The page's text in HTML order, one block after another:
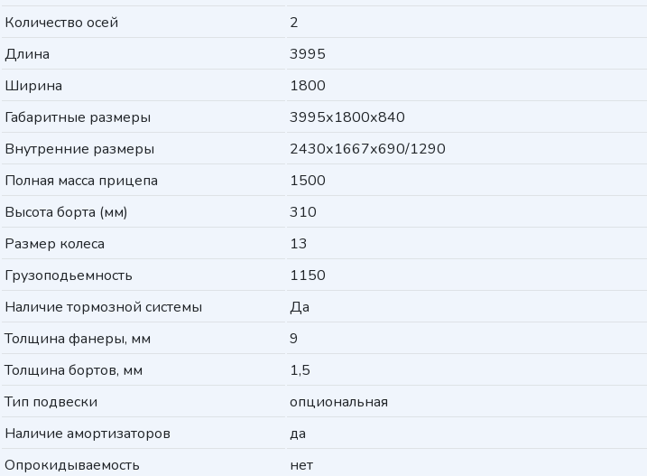
Количество осей
2
Длина
3995
Ширина
1800
Габаритные размеры
3995х1800х840
Внутренние размеры
2430х1667х690/1290
Полная масса прицепа
1500
Высота борта (мм)
310
Размер колеса
13
Грузоподьемность
1150
Наличие тормозной системы
Да
Толщина фанеры, мм
9
Толщина бортов, мм
1,5
Тип подвески
опциональная
Наличие амортизаторов
да
Опрокидываемость
нет